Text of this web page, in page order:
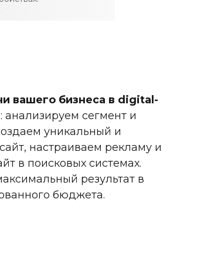
вашего бизнеса в digital-
: анализируем сегмент и
уникальный и
настраиваем рекламу и
в поисковых системах.
результат в
бюджета.